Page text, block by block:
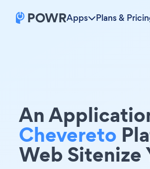
Apps Plans &
An
Chevereto
Web Sitenize